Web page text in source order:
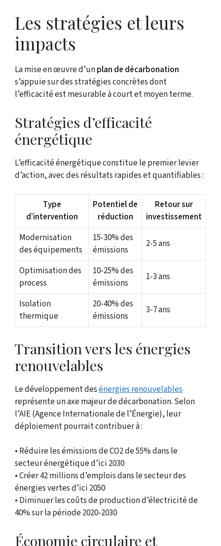
Les stratégies et leurs
impacts
La mise en œuvre d’unplan de décarbonation
s’appuie sur des stratégies concrètes dont
l’efficacité est mesurable à court et moyen terme.
Stratégies d’efficacité
énergétique
L’efficacité énergétique constitue le premier levier
d’action, avec des résultats rapides et quantifiables :
Type
d’intervention
Potentiel de
réduction
Retour sur
investissement
Modernisation
des équipements
15-30% des
émissions
2-5 ans
Optimisation des
process
10-25% des
émissions
1-3 ans
Isolation
thermique
20-40% des
émissions
3-7 ans
Transition vers les énergies
renouvelables
Le développement desénergies renouvelables
représente un axe majeur de décarbonation. Selon
l’AIE (Agence Internationale de l’Énergie), leur
déploiement pourrait contribuer à :
• Réduire les émissions de CO2 de 55% dans le
secteur énergétique d’ici 2030
• Créer 42 millions d’emplois dans le secteur des
énergies vertes d’ici 2050
• Diminuer les coûts de production d’électricité de
40% sur la période 2020-2030
Économie circulaire et